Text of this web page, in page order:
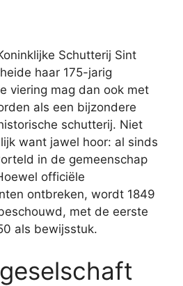
Schutterij Sint
haar 175-jarig
viering mag dan ook met
als een bijzondere
schutterij. Niet
want jawel hoor: al sinds
in de gemeenschap
officiële
ontbreken, wordt 1849
met de eerste
als bewijsstuk.